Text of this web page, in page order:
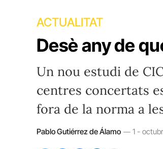
ACTUALITAT
Desè any de
Un nou estudi de
centres concertats
fora de la norma a
Pablo Gutiérrez de Álamo 1 -